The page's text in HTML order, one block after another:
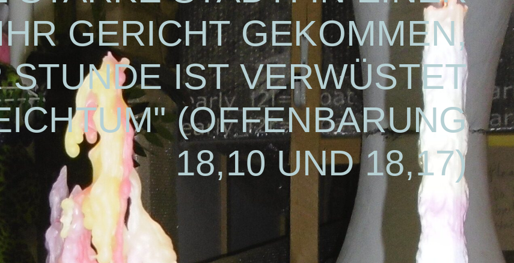
GERICHT GEKOMMEN,
STUNDE IST VERWÜSTET
(OFFENBARUNG
18,10 UND 18,17)